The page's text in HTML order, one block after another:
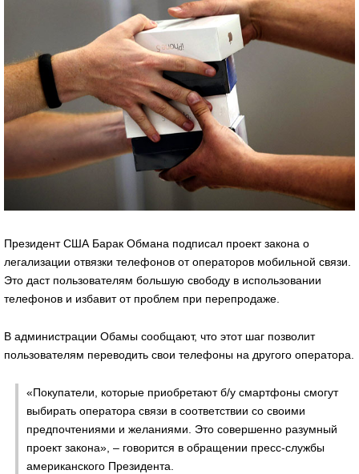
Президент США Барак Обмана подписал проект закона о
легализации отвязки телефонов от операторов мобильной связи.
Это даст пользователям большую свободу в использовании
телефонов и избавит от проблем при перепродаже.
В администрации Обамы сообщают, что этот шаг позволит
пользователям переводить свои телефоны на другого оператора.
«Покупатели, которые приобретают б/у смартфоны смогут
выбирать оператора связи в соответствии со своими
предпочтениями и желаниями. Это совершенно разумный
проект закона», – говорится в обращении пресс-службы
американского Президента.